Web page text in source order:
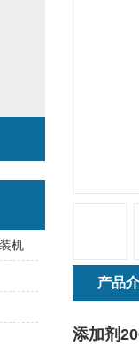
产品
添加剂
机